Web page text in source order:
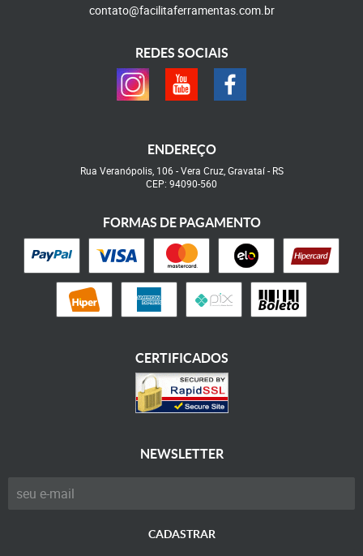
contato@facilitaferramentas.com.br
REDES SOCIAIS
ENDEREÇO
Rua Veranópolis, 106 -Vera Cruz, Gravataí- RS
CEP: 94090-560
FORMAS DE PAGAMENTO
CERTIFICADOS
NEWSLETTER
CADASTRAR